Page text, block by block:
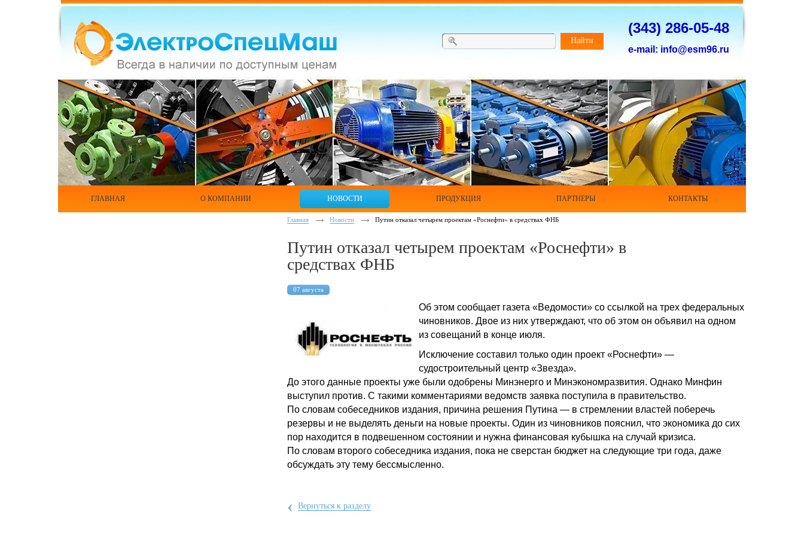
Найти
(343) 286-05-48
e-mail: info@esm96.ru
ГЛАВНАЯ О КОМПАНИИ НОВОСТИ ПРОДУКЦИЯ ПАРТНЕРЫ КОНТАКТЫ
Главная Новости Путин отказал четырем проектам «Роснефти» в средствах ФНБ
Путин отказал четырем проектам «Роснефти» в
средствах ФНБ
07 августа
Об этом сообщает ​газета «Ведомости» со ссылкой на трех федеральных
чиновников. Двое из них утверждают, что об этом он объявил на одном
из совещаний в конце июля.
Исключение составил только один проект «Роснефти» —
судостроительный центр «Звезда».
До этого данные проекты уже были одобрены Минэнерго и Минэкономразвития. Однако Минфин
выступил против. С такими комментариями ведомств заявка поступила в правительство.
По словам собеседников издания, причина решения Путина — в стремлении властей поберечь
резервы и не выделять деньги на новые проекты. Один из чиновников пояснил, что экономика до сих
пор находится в подвешенном состоянии и нужна финансовая кубышка на случай кризиса.
По словам второго собеседника издания, пока не сверстан бюджет на следующие три года, даже
обсуждать эту тему бессмысленно.
‹ Вернуться к разделу